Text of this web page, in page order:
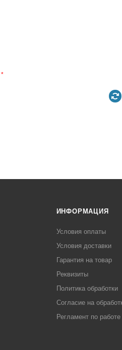
*
ИНФОРМАЦИЯ
Условия оплаты
Условия доставки
Гарантия на товар
Реквизиты
Политика обработки
Согласие на
Регламент по